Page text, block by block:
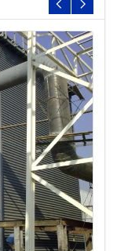
塔填料清洗或更